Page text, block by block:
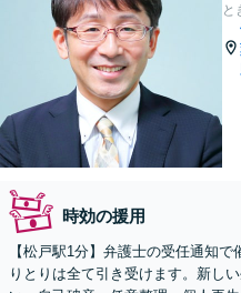
と
時効の援用
【松戸駅1分】弁護士の受任通知
りとりは全て引き受けます。新し